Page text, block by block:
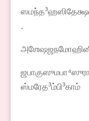
.
ஸ்மரேத³ம்பி³காம்